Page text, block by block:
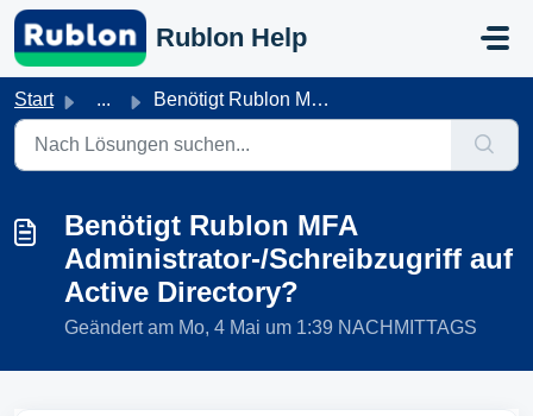
Zum hauptsächlichen Inhalt gehen
Rublon Help
Start ... Benötigt Rublon MFA Administrator‑/Schreibzugriff auf Act...
Benötigt Rublon MFA
Administrator‑/Schreibzugriff auf
Active Directory?
Geändert am Mo, 4 Mai um 1:39 NACHMITTAGS